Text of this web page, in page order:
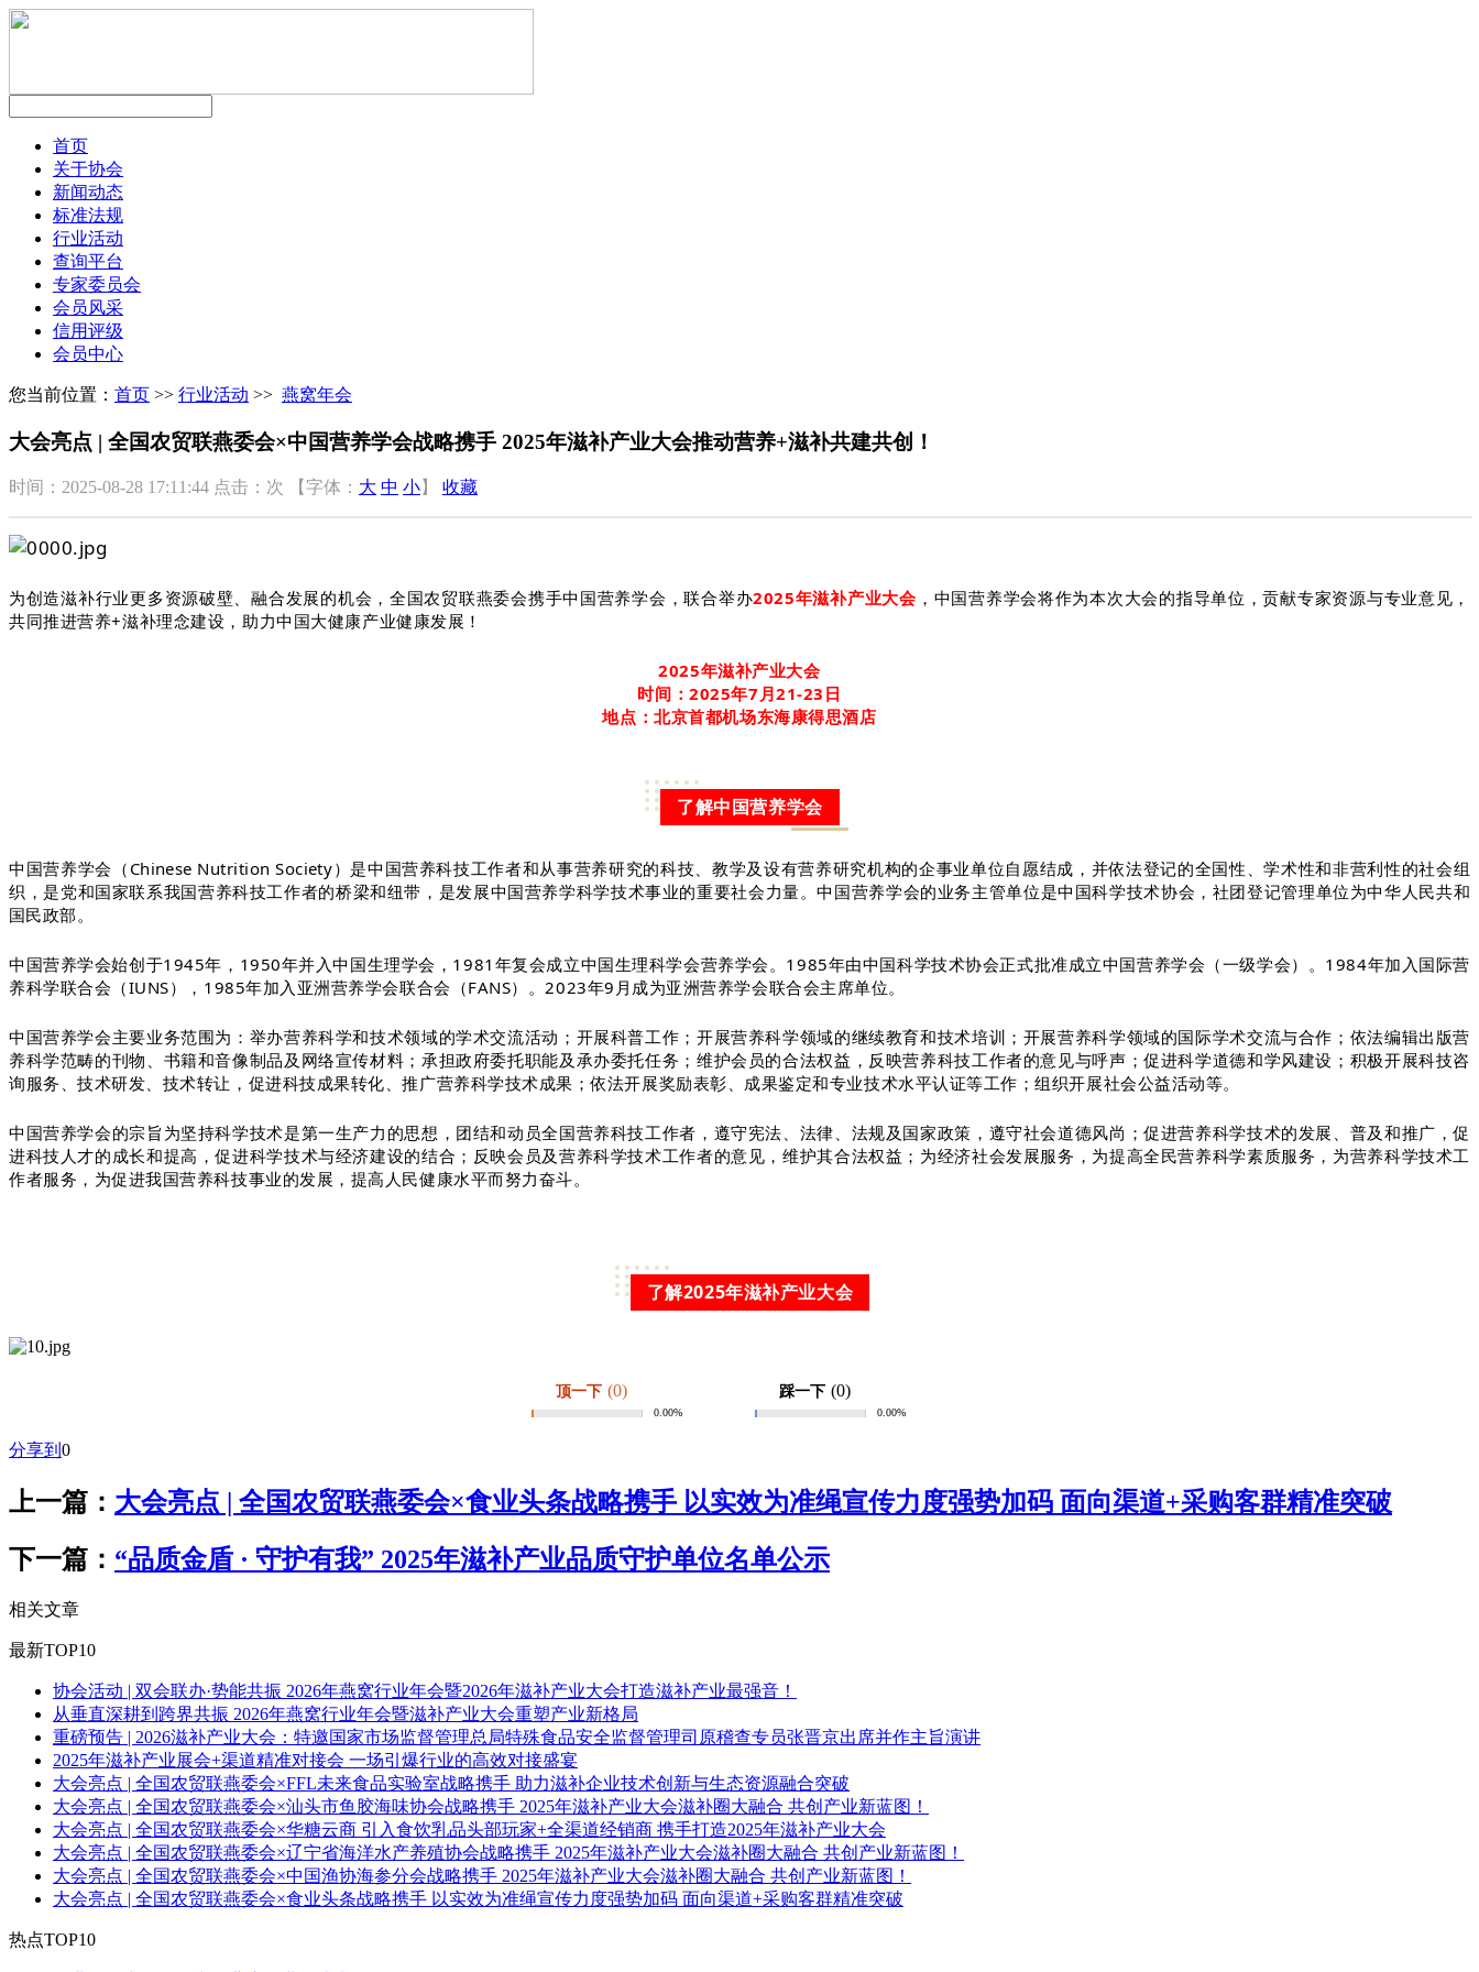
首页
关于协会
新闻动态
标准法规
行业活动
查询平台
专家委员会
会员风采
信用评级
会员中心
您当前位置： 首页 >> 行业活动 >> 燕窝年会
大会亮点 | 全国农贸联燕委会×中国营养学会战略携手 2025年滋补产业大会推动营养+滋补共建共创！
时间：2025-08-28 17:11:44 点击： 次 【字体： 大 中 小】 收藏
为创造滋补行业更多资源破壁、融合发展的机会，全国农贸联燕委会携手中国营养学会 ，联合举办2025年滋补产业大会，中国营养学会将作为本次大会的指导单位，贡献专家资源与专业意见，
共同推进营养+滋补理念建设，助力中国大健康产业健康发展！
2025年滋补产业大会
时间：2025年7月21-23日
地点：北京首都机场东海康得思酒店
了解中国营养学会
中国营养学会（Chinese Nutrition Society）是中国营养科技工作者和从事营养研究的科技、教学及设有营养研究机构的企事业单位自愿结成，并依法登记的全国性、学术性和非营利性的社会组
织，是党和国家联系我国营养科技工作者的桥梁和纽带，是发展中国营养学科学技术事业的重要社会力量。中国营养学会的业务主管单位是中国科学技术协会，社团登记管理单位为中华人民共和
国民政部。
中国营养学会始创于1945年，1950年并入中国生理学会，1981年复会成立中国生理科学会营养学会。1985年由中国科学技术协会正式批准成立中国营养学会（一级学会）。1984年加入国际营
养科学联合会（IUNS），1985年加入亚洲营养学会联合会（FANS）。2023年9月成为亚洲营养学会联合会主席单位。
中国营养学会主要业务范围为：举办营养科学和技术领域的学术交流活动；开展科普工作；开展营养科学领域的继续教育和技术培训；开展营养科学领域的国际学术交流与合作；依法编辑出版营
养科学范畴的刊物、书籍和音像制品及网络宣传材料；承担政府委托职能及承办委托任务；维护会员的合法权益，反映营养科技工作者的意见与呼声；促进科学道德和学风建设；积极开展科技咨
询服务、技术研发、技术转让，促进科技成果转化、推广营养科学技术成果；依法开展奖励表彰、成果鉴定和专业技术水平认证等工作；组织开展社会公益活动等。
中国营养学会的宗旨为坚持科学技术是第一生产力的思想，团结和动员全国营养科技工作者，遵守宪法、法律、法规及国家政策，遵守社会道德风尚；促进营养科学技术的发展、普及和推广，促
进科技人才的成长和提高，促进科学技术与经济建设的结合；反映会员及营养科学技术工作者的意见，维护其合法权益；为经济社会发展服务，为提高全民营养科学素质服务，为营养科学技术工
作者服务，为促进我国营养科技事业的发展，提高人民健康水平而努力奋斗。
了解2025年滋补产业大会
顶一下 (0)
0.00%
踩一下 (0)
0.00%
分享到 0
上一篇： 大会亮点 | 全国农贸联燕委会×食业头条战略携手 以实效为准绳宣传力度强势加码 面向渠道+采购客群精准突破
下一篇： “品质金盾 · 守护有我” 2025年滋补产业品质守护单位名单公示
相关文章
最新TOP10
协会活动 | 双会联办·势能共振 2026年燕窝行业年会暨2026年滋补产业大会打造滋补产业最强音！
从垂直深耕到跨界共振 2026年燕窝行业年会暨滋补产业大会重塑产业新格局
重磅预告 | 2026滋补产业大会：特邀国家市场监督管理总局特殊食品安全监督管理司原稽查专员张晋京出席并作主旨演讲
2025年滋补产业展会+渠道精准对接会 一场引爆行业的高效对接盛宴
大会亮点 | 全国农贸联燕委会×FFL未来食品实验室战略携手 助力滋补企业技术创新与生态资源融合突破
大会亮点 | 全国农贸联燕委会×汕头市鱼胶海味协会战略携手 2025年滋补产业大会滋补圈大融合 共创产业新蓝图！
大会亮点 | 全国农贸联燕委会×华糖云商 引入食饮乳品头部玩家+全渠道经销商 携手打造2025年滋补产业大会
大会亮点 | 全国农贸联燕委会×辽宁省海洋水产养殖协会战略携手 2025年滋补产业大会滋补圈大融合 共创产业新蓝图！
大会亮点 | 全国农贸联燕委会×中国渔协海参分会战略携手 2025年滋补产业大会滋补圈大融合 共创产业新蓝图！
大会亮点 | 全国农贸联燕委会×食业头条战略携手 以实效为准绳宣传力度强势加码 面向渠道+采购客群精准突破
热点TOP10